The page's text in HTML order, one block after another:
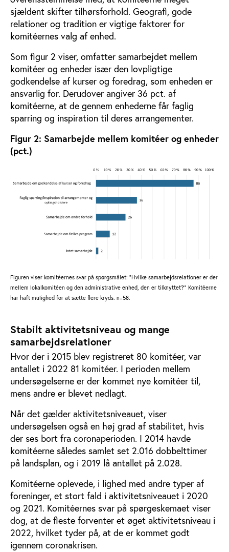
sjældent skifter tilhørsforhold. Geografi, gode
relationer og tradition er vigtige faktorer for
komitéernes valg af enhed.
Som figur 2 viser, omfatter samarbejdet mellem
komitéer og enheder især den lovpligtige
godkendelse af kurser og foredrag, som enheden er
ansvarlig for. Derudover angiver 36 pct. af
komitéerne, at de gennem enhederne får faglig
sparring og inspiration til deres arrangementer.
Figur 2: Samarbejde mellem komitéer og enheder
(pct.)
Figuren viser komitéernes svar på spørgsmålet: ”Hvilke samarbejdsrelationer er der
mellem lokalkomitéen og den administrative enhed, den er tilknyttet?’” Komitéerne
har haft mulighed for at sætte flere kryds. n=58.
Stabilt aktivitetsniveau og mange
samarbejdsrelationer
Hvor der i 2015 blev registreret 80 komitéer, var
antallet i 2022 81 komitéer. I perioden mellem
undersøgelserne er der kommet nye komitéer til,
mens andre er blevet nedlagt.
Når det gælder aktivitetsniveauet, viser
undersøgelsen også en høj grad af stabilitet, hvis
der ses bort fra coronaperioden. I 2014 havde
komitéerne således samlet set 2.016 dobbelttimer
på landsplan, og i 2019 lå antallet på 2.028.
Komitéerne oplevede, i lighed med andre typer af
foreninger, et stort fald i aktivitetsniveauet i 2020
og 2021. Komitéernes svar på spørgeskemaet viser
dog, at de fleste forventer et øget aktivitetsniveau i
2022, hvilket tyder på, at de er kommet godt
igennem coronakrisen.